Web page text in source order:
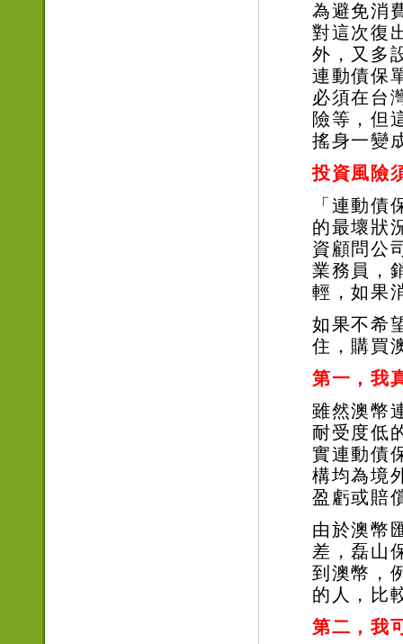
為避免消
對這次復
外，又多
連動債保
必須在台
險等，但
搖身一變
投資風險
「連動
的最壞狀
資顧問公
業務員，
輕，如果
如果不希
住，購買
第一，我
雖然澳幣
耐受度低
實連動債
構均為境
盈虧或賠
由於澳幣
差，磊山
到澳幣，
的人，比
第二，我